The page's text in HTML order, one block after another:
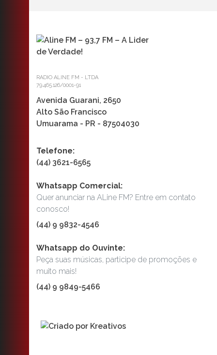
RADIO ALINE FM - LTDA
79.465.126/0001-91
Avenida Guarani, 2650
Alto São Francisco
Umuarama - PR - 87504030
Telefone:
(44) 3621-6565
Whatsapp Comercial:
Quer anunciar na ALine FM? Entre em contato
conosco!
(44) 9 9832-4546
Whatsapp do Ouvinte:
Peça suas músicas, participe de promoções e
muito mais!
(44) 9 9849-5466